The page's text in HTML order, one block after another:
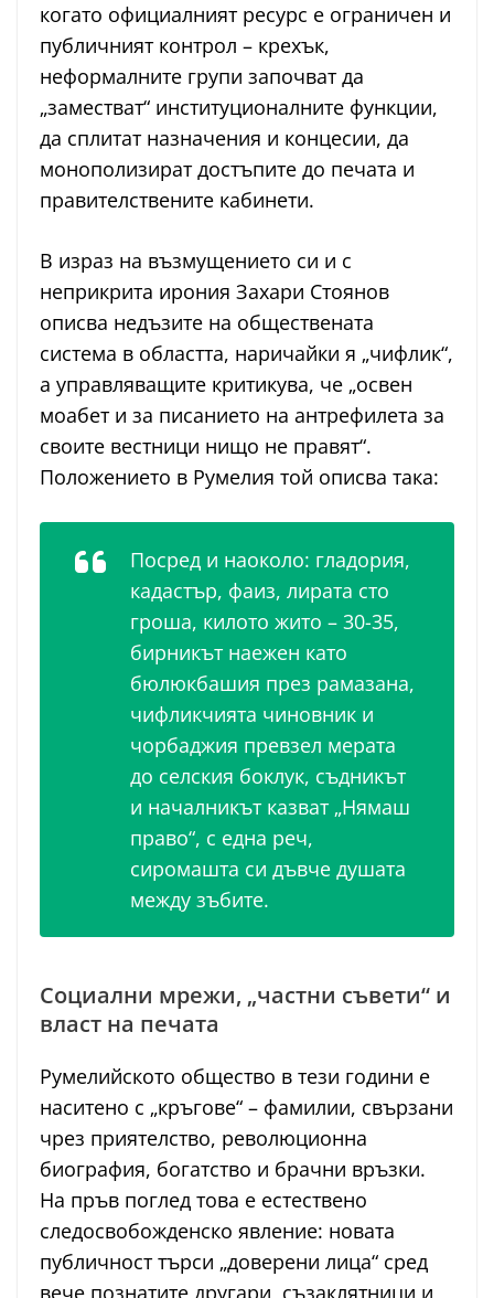
когато официалният ресурс е ограничен и
публичният контрол – крехък,
неформалните групи започват да
„заместват“ институционалните функции,
да сплитат назначения и концесии, да
монополизират достъпите до печата и
правителствените кабинети.
В израз на възмущението си и с
неприкрита ирония Захари Стоянов
описва недъзите на обществената
система в областта, наричайки я „чифлик“,
а управляващите критикува, че „освен
моабет и за писанието на антрефилета за
своите вестници нищо не правят“.
Положението в Румелия той описва така:
Посред и наоколо: гладория,
кадастър, фаиз, лирата сто
гроша, килото жито – 30-35,
бирникът наежен като
бюлюкбашия през рамазана,
чифликчията чиновник и
чорбаджия превзел мерата
до селския боклук, съдникът
и началникът казват „Нямаш
право“, с една реч,
сиромашта си дъвче душата
между зъбите.
Социални мрежи, „частни съвети“ и
власт на печата
Румелийското общество в тези години е
наситено с „кръгове“ – фамилии, свързани
чрез приятелство, революционна
биография, богатство и брачни връзки.
На пръв поглед това е естествено
следосвобожденско явление: новата
публичност търси „доверени лица“ сред